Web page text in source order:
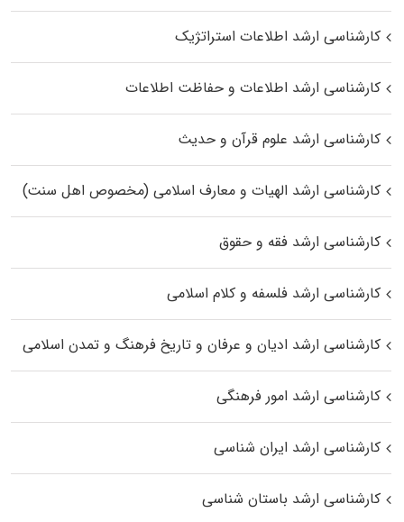
کارشناسی ارشد اطلاعات استراتژیک
کارشناسی ارشد اطلاعات و حفاظت اطلاعات
کارشناسی ارشد علوم قرآن و حدیث
کارشناسی ارشد الهیات و معارف اسلامی (مخصوص اهل سنت)
کارشناسی ارشد فقه و حقوق
کارشناسی ارشد فلسفه و کلام اسلامی
کارشناسی ارشد ادیان و عرفان و تاریخ فرهنگ و تمدن اسلامی
کارشناسی ارشد امور فرهنگی
کارشناسی ارشد ایران شناسی
کارشناسی ارشد باستان شناسی